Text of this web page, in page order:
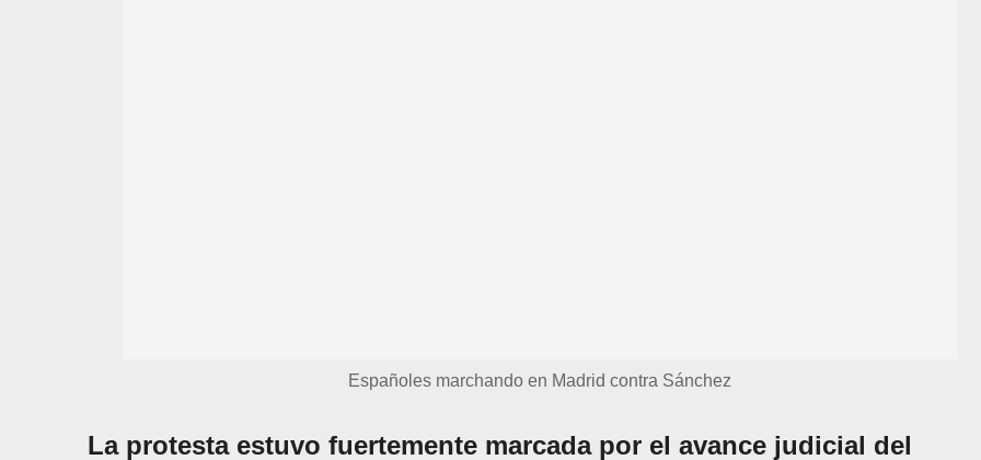
Españoles marchando en Madrid contra Sánchez
La protesta estuvo fuertemente marcada por el avance judicial del